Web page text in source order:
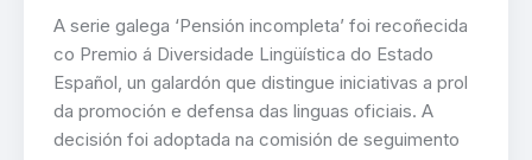
A serie galega ‘Pensión incompleta’ foi recoñecida
co Premio á Diversidade Lingüística do Estado
Español, un galardón que distingue iniciativas a prol
da promoción e defensa das linguas oficiais. A
decisión foi adoptada na comisión de seguimento